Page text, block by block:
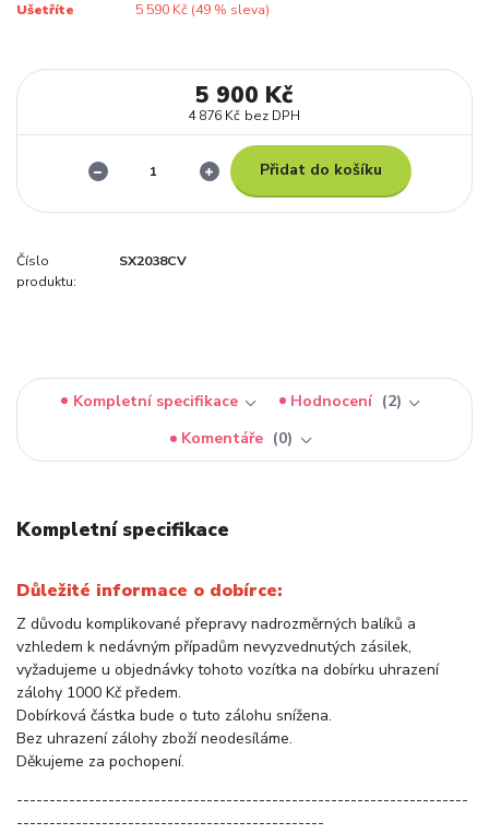
Ušetříte 5 590 Kč (49% sleva)
5 900 Kč
4 876 Kč bez DPH
Přidat do košíku
Číslo
produktu:
SX2038CV
Kompletní specifikace Hodnocení
2
Komentáře
0
Kompletní specifikace
Důležité informace o dobírce:
Z důvodu komplikované přepravy nadrozměrných balíků a
vzhledem k nedávným případům nevyzvednutých zásilek,
vyžadujeme u objednávky tohoto vozítka na dobírku uhrazení
zálohy 1000 Kč předem.
Dobírková částka bude o tuto zálohu snížena.
Bez uhrazení zálohy zboží neodesíláme.
Děkujeme za pochopení.
---------------------------------------------------------------------
-----------------------------------------------